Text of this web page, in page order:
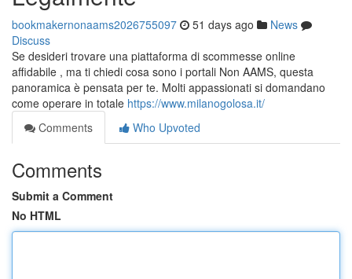
bookmakernonaams2026755097 51 days ago
News
Discuss
Se desideri trovare una piattaforma di scommesse online
affidabile , ma ti chiedi cosa sono i portali Non AAMS, questa
panoramica è pensata per te. Molti appassionati si domandano
come operare in totale https://www.milanogolosa.it/
Comments
Who Upvoted
Comments
Submit a Comment
No HTML